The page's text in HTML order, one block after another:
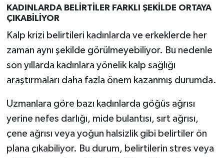
KADINLARDA BELİRTİLER FARKLI ŞEKİLDE ORTAYA
ÇIKABİLİYOR
Kalp krizi belirtileri kadınlarda ve erkeklerde her
zaman aynı şekilde görülmeyebiliyor. Bu nedenle
son yıllarda kadınlara yönelik kalp sağlığı
araştırmaları daha fazla önem kazanmış durumda.
Uzmanlara göre bazı kadınlarda göğüs ağrısı
yerine nefes darlığı, mide bulantısı, sırt ağrısı,
çene ağrısı veya yoğun halsizlik gibi belirtiler ön
plana çıkabiliyor. Bu durum, belirtilerin stres veya